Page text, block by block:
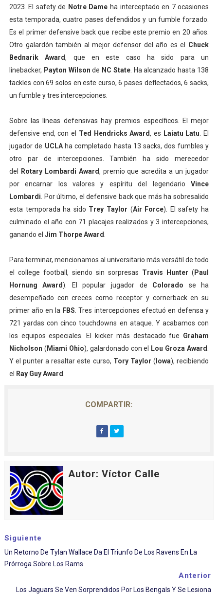
2023. El safety de Notre Dame ha interceptado en 7 ocasiones
esta temporada, cuatro pases defendidos y un fumble forzado.
Es el primer defensive back que recibe este premio en 20 años.
Otro galardón también al mejor defensor del año es el Chuck
Bednarik Award, que en este caso ha sido para un
linebacker, Payton Wilson de NC State. Ha alcanzado hasta 138
tackles con 69 solos en este curso, 6 pases deflectados, 6 sacks,
un fumble y tres intercepciones.
Sobre las líneas defensivas hay premios específicos. El mejor
defensive end, con el Ted Hendricks Award, es Laiatu Latu . El
jugador de UCLAha completado hasta 13 sacks, dos fumbles y
otro par de intercepciones. También ha sido merecedor
del
Rotary Lombardi Award, premio que acredita a un jugador
por encarnar los valores y espíritu del legendarioVince
Lombardi . Por último, el defensive back que más ha sobresalido
esta temporada ha sido Trey Taylor (Air Force). El safety ha
culminado el año con 71 placajes realizados y 3 intercepciones,
ganando el Jim Thorpe Award
Para terminar, mencionamos al universitario más versátil de todo
el college football, siendo sin sorpresas Travis Hunter ( Paul
Hornung Award). El popular jugador de Colorado se ha
desempeñado con creces como receptor y cornerback en su
primer año en la FBS . Tres intercepciones efectuó en defensa y
721 yardas con cinco touchdowns en ataque. Y acabamos con
los equipos especiales. El kicker más destacado fue Graham
Nicholson ( Miami Ohio), galardonado con el Lou Groza Award
Y el punter a resaltar este curso, Tory Taylor ( Iowa), recibiendo
el
Ray Guy Award
COMPARTIR:
Autor: Víctor Calle
Siguiente
Un Retorno De Tylan Wallace Da El Triunfo De Los Ravens En La
Prórroga Sobre Los Rams
Anterior
Los Jaguars Se Ven Sorprendidos Por Los Bengals Y Se Lesiona